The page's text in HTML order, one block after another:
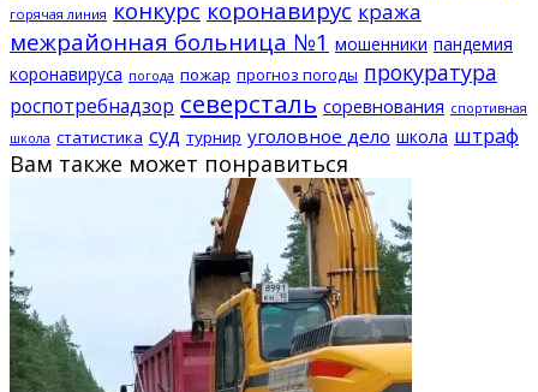
горячая линия конкурс коронавирус кража
межрайонная больница №1 мошенники пандемия
коронавируса погода пожар прогноз погоды прокуратура
роспотребнадзор северсталь соревнования спортивная
школа статистика суд турнир уголовное дело школа штраф
Вам также может понравиться